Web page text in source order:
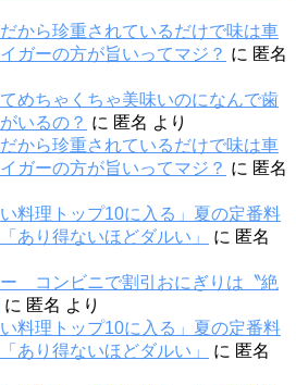
から珍重されているだけで味は車
ガーの方が旨いってマジ？ に 匿名
めちゃくちゃ美味いのになんで歯
いるの？ に 匿名 より
から珍重されているだけで味は車
ガーの方が旨いってマジ？ に 匿名
料理トップ10に入る」夏の定番料
あり得ないほどダルい」
に 匿名
ー コンビニで割引おにぎりは〝絶
に 匿名 より
料理トップ10に入る」夏の定番料
あり得ないほどダルい」
に 匿名